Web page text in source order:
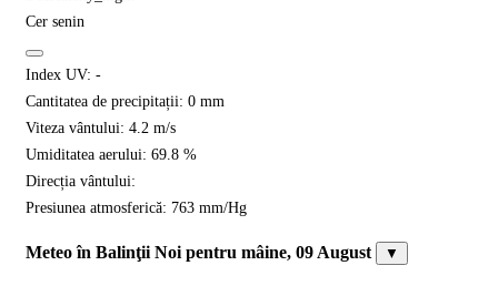
Cer senin
Index UV: -
Cantitatea de precipitații: 0 mm
Viteza vântului: 4.2 m/s
Umiditatea aerului: 69.8 %
Direcția vântului:
Presiunea atmosferică: 763 mm/Hg
Meteo în Balinţii Noi pentru mâine, 09 August ▼